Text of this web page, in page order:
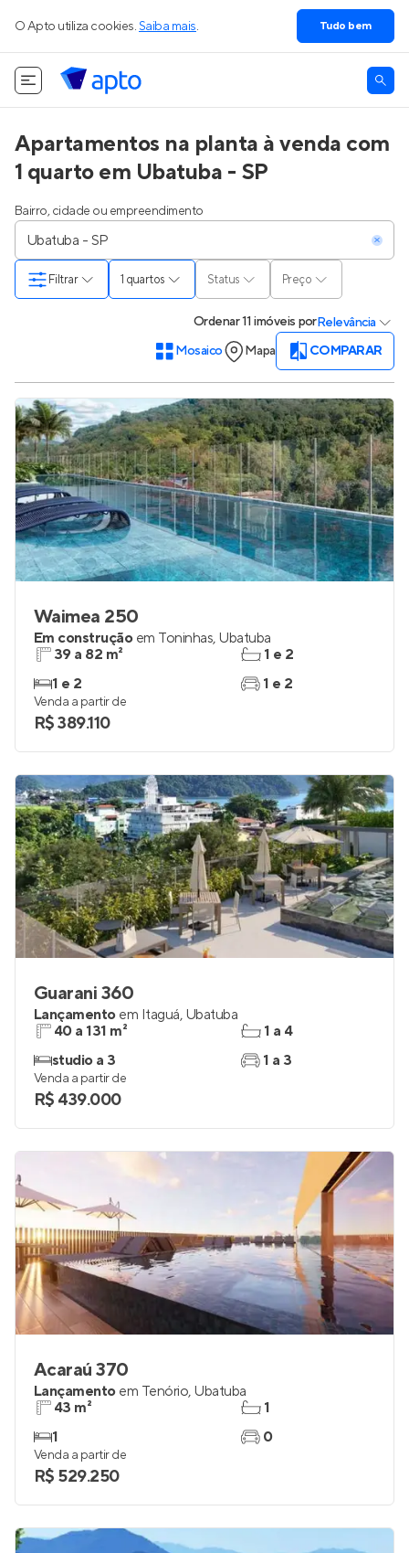
O Apto utiliza cookies. Saiba mais. Tudo bem
Apartamentos na planta à venda com
1 quarto em Ubatuba - SP
Bairro, cidade ou empreendimento
1 quartos Status Preço
Filtrar
Ordenar11 imóveis porRelevância
Mosaico
Mapa COMPARAR
Waimea 250
Em construção em Toninhas, Ubatuba
39 a 82 m²
1 e 2
1 e 2
1 e 2
Venda a partir de
R$ 389.110
Guarani 360
Lançamento em Itaguá, Ubatuba
40 a 131 m²
studio a 3
1 a 4
1 a 3
Venda a partir de
R$ 439.000
Acaraú 370
Lançamento em Tenório, Ubatuba
43 m²
1
1
0
Venda a partir de
R$ 529.250